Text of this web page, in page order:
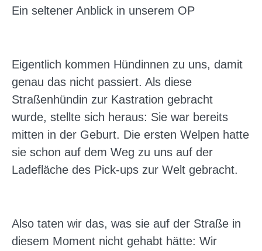
Ein seltener Anblick in unserem OP
Eigentlich kommen Hündinnen zu uns, damit
genau das nicht passiert. Als diese
Straßenhündin zur Kastration gebracht
wurde, stellte sich heraus: Sie war bereits
mitten in der Geburt. Die ersten Welpen hatte
sie schon auf dem Weg zu uns auf der
Ladefläche des Pick-ups zur Welt gebracht.
Also taten wir das, was sie auf der Straße in
diesem Moment nicht gehabt hätte: Wir